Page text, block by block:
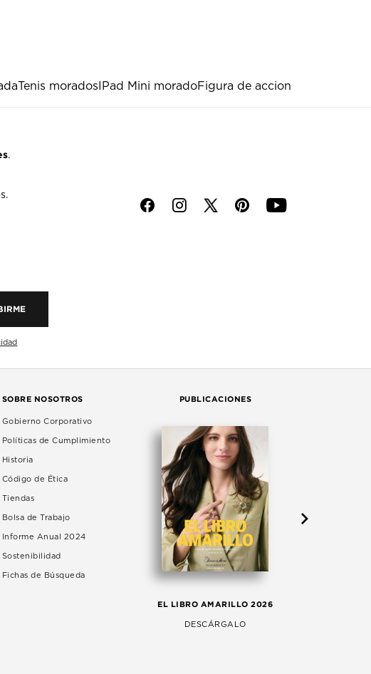
Tenis morados IPad Mini moradoFigura de accion
.
f i p y
SOBRE NOSOTROS
Gobierno Corporativo
Políticas de Cumplimiento
Historia
Código de Ética
Tiendas
Bolsa de Trabajo
Informe Anual 2024
Sostenibilidad
Fichas de Búsqueda
PUBLICACIONES
EL LIBRO AMARILLO 2026
DESCÁRGALO